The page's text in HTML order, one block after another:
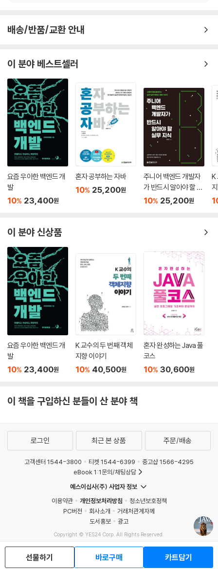
Exercises
Programming Exercises
CHAPTER 08 자바 GUI 기초
8.1 자바 GUI 소개
8.2 컨테이너와 컴포넌트
8.3 GUI 프로그램 구조
8.4 컨테이너 살펴보기
8.5 기초 컴포넌트(레이블, 버튼, 텍스트 필드)
8.6 배치 관리자
8.7 복잡한 배치 만들기
8.8 비주얼 디자이너: Swing UI Designer
Mini Project 수행하기 가상 리모컨 만들기
Summary
Exercises
CHAPTER 09 자바 GUI 이벤트 처리
9.1 이벤트 처리 개요
9.2 이벤트 리스너를 작성하는 다양한 방법
9.3 스윙 컴포넌트의 이벤트
9.4 키 이벤트
9.5 마우스 이벤트
9.6 어댑터 클래스
Mini Project 수행하기 1 계산기 프로그램
Mini Project 수행하기 2 Tic-Tac-Toe 게임
Mini Project 수행하기 3 지뢰 찾기 게임
Exercises
10.1 스윙 컴포넌트 소개
10.2 레이블
10.3 버튼
10.7 텍스트 영역
Mini Project 수행하기 1 피자 주문
Mini Project 수행하기 2 입회원서
배송/반품/교환 안내
이 분야 베스트셀러
요즘 우아한 백엔드 개
발
10% 23,400원
혼자 공부하는 자바
10% 25,200원
주니어 백엔드 개발자
가 반드시 알아야 할 실
무 지식
10% 25,200원
K
이 분야 신상품
요즘 우아한 백엔드 개
발
10% 23,400원
K 교수의 두 번째 객체
지향 이야기
10% 40,500원
혼자 완성하는 Java 풀
코스
10% 30,600원
이 책을 구입하신 분들이 산 분야 책
선물하기 바로구매 카트담기
로그인 최근 본 상품 주문/배송
고객센터 1544-3800 티켓 1544-6399
중고샵 1566-4295
eBook 1:1문의/채팅상담
예스이십사(주) 사업자 정보
이용약관
개인정보처리방침
청소년보호정책
PC버전
회사소개
거래처관계자께
도서홍보
광고
Copyright © YES24 Corp. All Rights Reserved.